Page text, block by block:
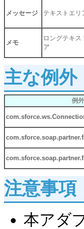
メッセージ テキストエリ
メモ
ロングテキス
ア
主な例外
例
注意事項
本アダ